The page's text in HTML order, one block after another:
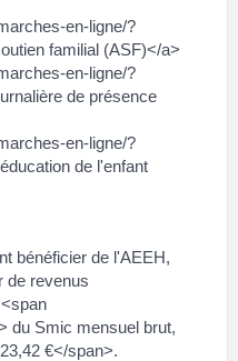
en-ligne/?
familial (ASF)</a>
en-ligne/?
de présence
en-ligne/?
de l'enfant
bénéficier de l'AEEH,
de revenus
du Smic mensuel brut,
€</span>.